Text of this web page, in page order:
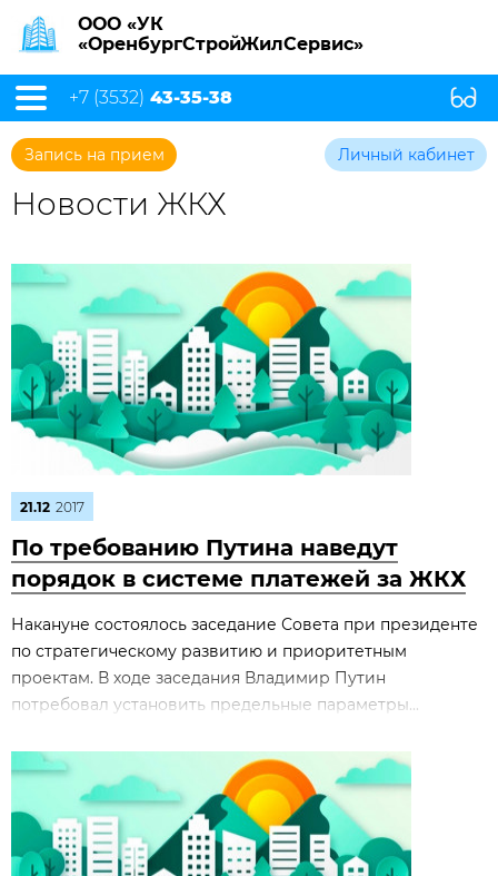
ООО «УК
«ОренбургСтройЖилСервис»
+7 (3532) 43-35-38
Запись на прием Личный кабинет
Новости ЖКХ
21.12 2017
По требованию Путина наведут
порядок в системе платежей за ЖКХ
Накануне состоялось заседание Совета при президенте
по стратегическому развитию и приоритетным
проектам. В ходе заседания Владимир Путин
потребовал установить предельные параметры...